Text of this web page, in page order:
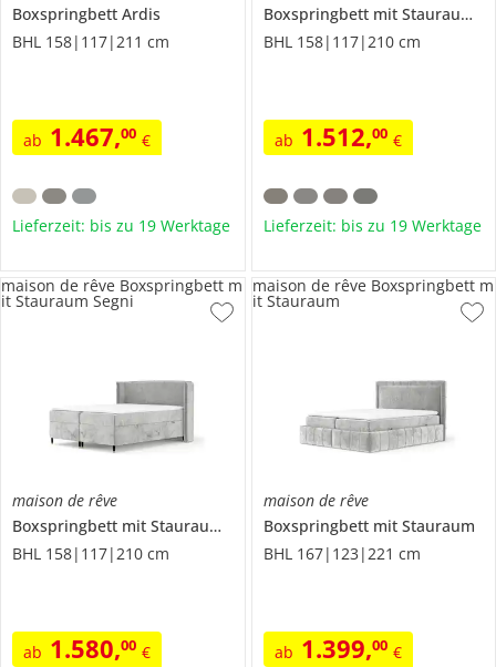
Boxspringbett Ardis
BHL 158|117|211 cm
ab 1.467,00 €
Lieferzeit: bis zu 19 Werktage
Boxspringbett mit Stauraum
BHL 158|117|210 cm
ab 1.512,00 €
Lieferzeit: bis zu 19 Werktage
maison de rêve
Boxspringbett mit Stauraum
Segni
BHL 158|117|210 cm
ab 1.580,00 €
maison de rêve Boxspringbett m
it Stauraum Segni
maison de rêve
Boxspringbett mit Stauraum
BHL 167|123|221 cm
ab 1.399,00 €
maison de rêve Boxspringbett m
it Stauraum